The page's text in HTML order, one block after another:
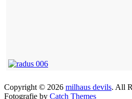
Copyright © 2026 milhaus devils. All
Fotografie by Catch Themes